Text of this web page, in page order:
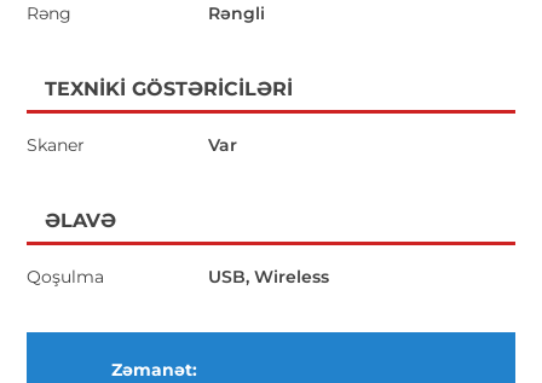
Rəng
Rəngli
TEXNIKI GÖSTƏRICILƏRI
Skaner Var
ƏLAVƏ
Qoşulma USB, Wireless
Zəmanət: